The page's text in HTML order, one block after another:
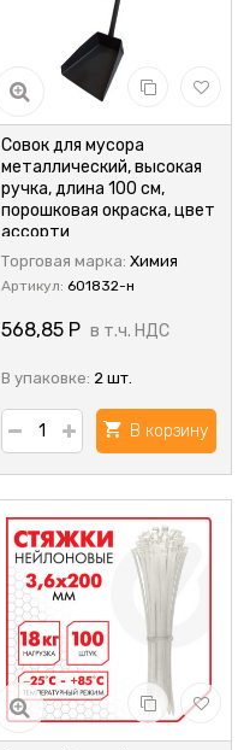
Совок для мусора
металлический, высокая
ручка, длина 100 см,
порошковая окраска, цвет
ассорти
Торговая марка: Химия
Артикул: 601832-н
568,85 Р в т.ч. НДС
В упаковке: 2 шт.
В корзину